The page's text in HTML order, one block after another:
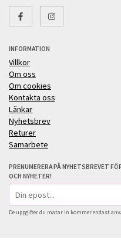
INFORMATION
Villkor
Om oss
Om cookies
Kontakta oss
Länkar
Nyhetsbrev
Returer
Samarbete
PRENUMERERA PÅ NYHETSBREVET
OCH NYHETER!
postadress
De uppgifter du matar in kommer endast